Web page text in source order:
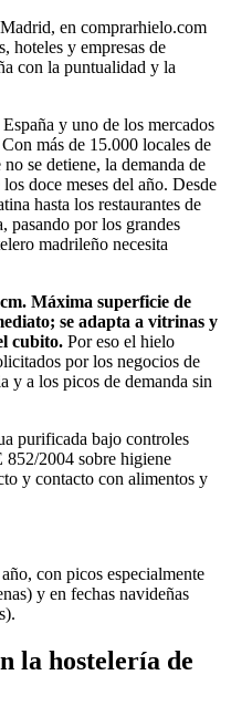
Madrid, en comprarhielo.com
hoteles y empresas de
con la puntualidad y la
y uno de los mercados
más de 15.000 locales de
se detiene, la demanda de
doce meses del año. Desde
hasta los restaurantes de
pasando por los grandes
madrileño necesita
Máxima superficie de
se adapta a vitrinas y
cubito. Por eso el hielo
por los negocios de
y a los picos de demanda sin
purificada bajo controles
2004 sobre higiene
y contacto con alimentos y
con picos especialmente
y en fechas navideñas
la hostelería de